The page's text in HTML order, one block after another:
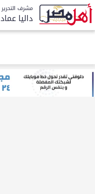
مشرف التحرير
داليا عماد